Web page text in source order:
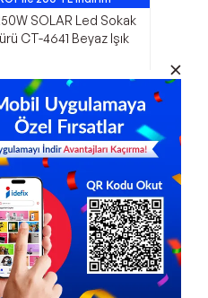
SOLAR Led Sokak
CT-4641 Beyaz Işık
TL
1.946,75TL